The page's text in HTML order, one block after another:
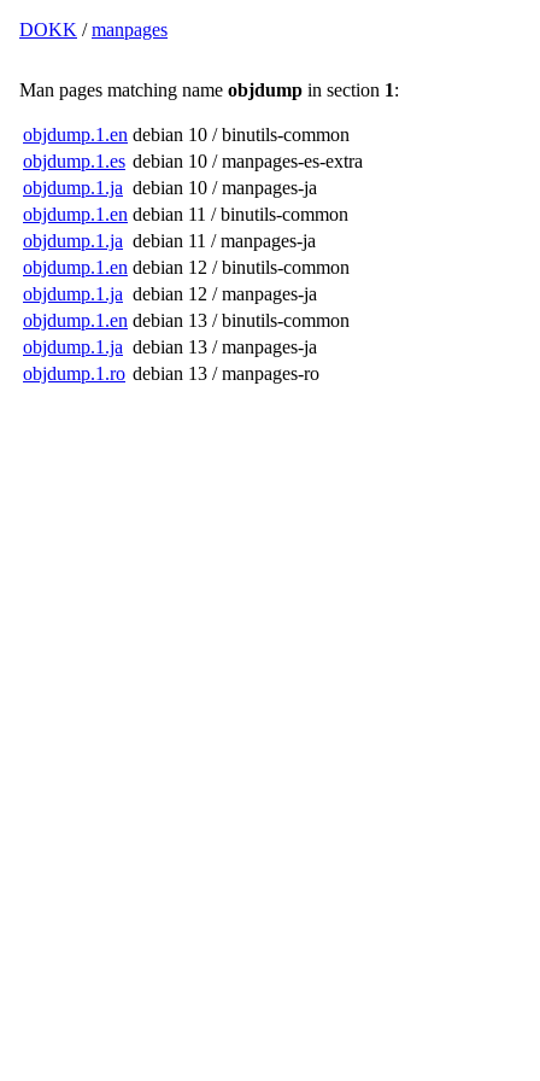
DOKK /manpages
Man pages matching name objdump in section 1:
objdump.1.en debian 10 / binutils-common
objdump.1.es debian 10 / manpages-es-extra
objdump.1.ja debian 10 / manpages-ja
objdump.1.en debian 11 / binutils-common
objdump.1.ja debian 11 / manpages-ja
objdump.1.en debian 12 / binutils-common
objdump.1.ja debian 12 / manpages-ja
objdump.1.en debian 13 / binutils-common
objdump.1.ja debian 13 / manpages-ja
objdump.1.ro debian 13 / manpages-ro